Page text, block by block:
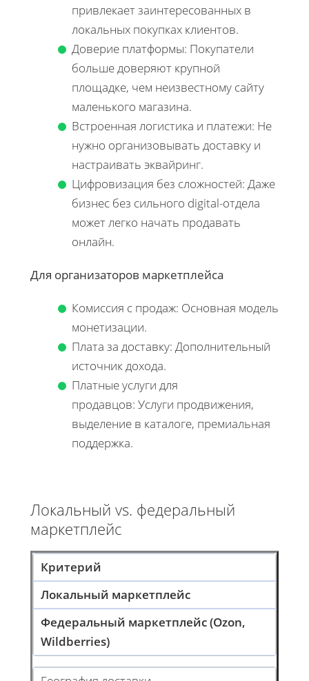
привлекает заинтересованных в
локальных покупках клиентов.
Доверие платформы: Покупатели
больше доверяют крупной
площадке, чем неизвестному сайту
маленького магазина.
Встроенная логистика и платежи: Не
нужно организовывать доставку и
настраивать эквайринг.
Цифровизация без сложностей: Даже
бизнес без сильного digital-отдела
может легко начать продавать
онлайн.
Для организаторов маркетплейса
Комиссия с продаж: Основная модель
монетизации.
Плата за доставку: Дополнительный
источник дохода.
Платные услуги для
продавцов: Услуги продвижения,
выделение в каталоге, премиальная
поддержка.
Локальный vs. федеральный
маркетплейс
Критерий
Локальный маркетплейс
Федеральный маркетплейс (Ozon,
Wildberries)